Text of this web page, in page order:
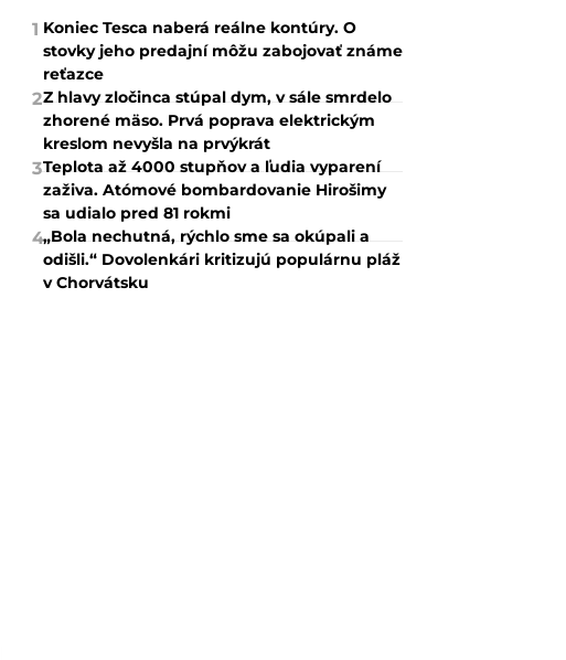
1 Koniec Tesca naberá reálne kontúry. O
stovky jeho predajní môžu zabojovať známe
reťazce
2Z hlavy zločinca stúpal dym, v sále smrdelo
zhorené mäso. Prvá poprava elektrickým
kreslom nevyšla na prvýkrát
3Teplota až 4000 stupňov a ľudia vyparení
zaživa. Atómové bombardovanie Hirošimy
sa udialo pred 81 rokmi
4„Bola nechutná, rýchlo sme sa okúpali a
odišli.“ Dovolenkári kritizujú populárnu pláž
v Chorvátsku